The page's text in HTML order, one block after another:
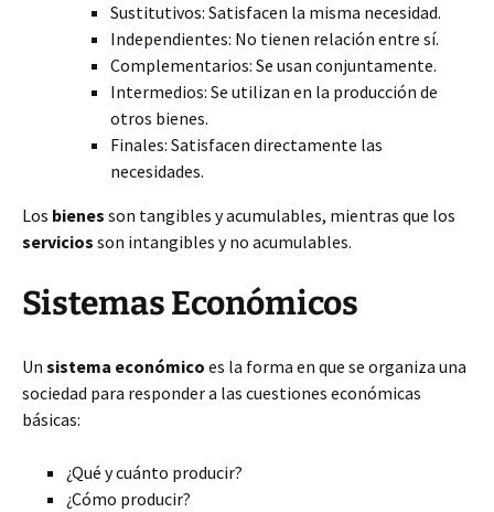
Sustitutivos: Satisfacen la misma necesidad.
Independientes: No tienen relación entre sí.
Complementarios: Se usan conjuntamente.
Intermedios: Se utilizan en la producción de
otros bienes.
Finales: Satisfacen directamente las
necesidades.
Los bienes son tangibles y acumulables, mientras que los
servicios son intangibles y no acumulables.
Sistemas Económicos
Un sistema económico es la forma en que se organiza una
sociedad para responder a las cuestiones económicas
básicas:
¿Qué y cuánto producir?
¿Cómo producir?